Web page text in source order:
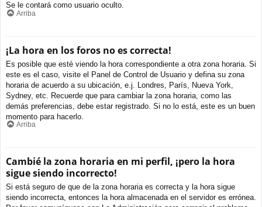
Se le contará como usuario oculto.
Arriba
¡La hora en los foros no es correcta!
Es posible que esté viendo la hora correspondiente a otra zona horaria. Si
este es el caso, visite el Panel de Control de Usuario y defina su zona
horaria de acuerdo a su ubicación, e.j. Londres, París, Nueva York,
Sydney, etc. Recuerde que para cambiar la zona horaria, como las
demás preferencias, debe estar registrado. Si no lo está, este es un buen
momento para hacerlo.
Arriba
Cambié la zona horaria en mi perfil, ¡pero la hora
sigue siendo incorrecto!
Si está seguro de que de la zona horaria es correcta y la hora sigue
siendo incorrecta, entonces la hora almacenada en el servidor es errónea.